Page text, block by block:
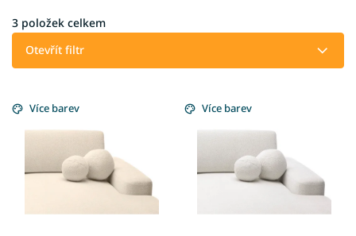
í
p
u
3 položek celkem
Otevřít filtr
ý
Více barev Více barev